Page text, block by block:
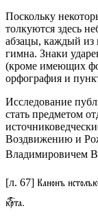
Поскольку
толкуются здесь
абзацы, каждый из
гимна. Знаки
(кроме имеющих
орфография и
Исследование
стать предметом
Воздвижению и
Владимировичем
[л. 67] Канонъ
крта.